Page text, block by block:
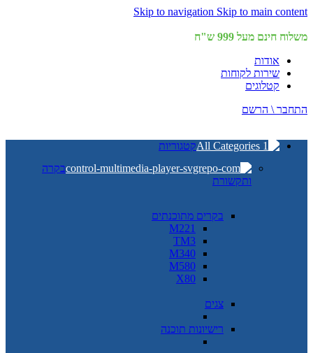
Skip to navigation Skip to main content
משלוח חינם מעל 999 ש"ח
אודות
שירות לקוחות
קטלוגים
התחבר \ הרשם
קטגוריות
בקרה
ותקשורת
בקרים מתוכנתים
M221
TM3
M340
M580
X80
צגים
רישיונות תוכנה